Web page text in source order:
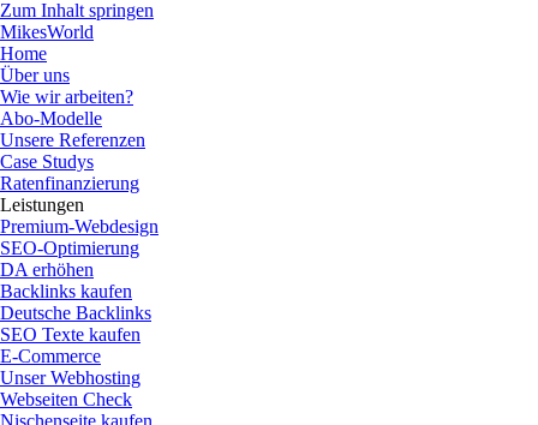
Zum Inhalt springen
MikesWorld
Home
Über uns
Wie wir arbeiten?
Abo-Modelle
Unsere Referenzen
Case Studys
Ratenfinanzierung
Leistungen
Premium-Webdesign
SEO-Optimierung
DA erhöhen
Backlinks kaufen
Deutsche Backlinks
SEO Texte kaufen
E-Commerce
Unser Webhosting
Webseiten Check
Nischenseite kaufen